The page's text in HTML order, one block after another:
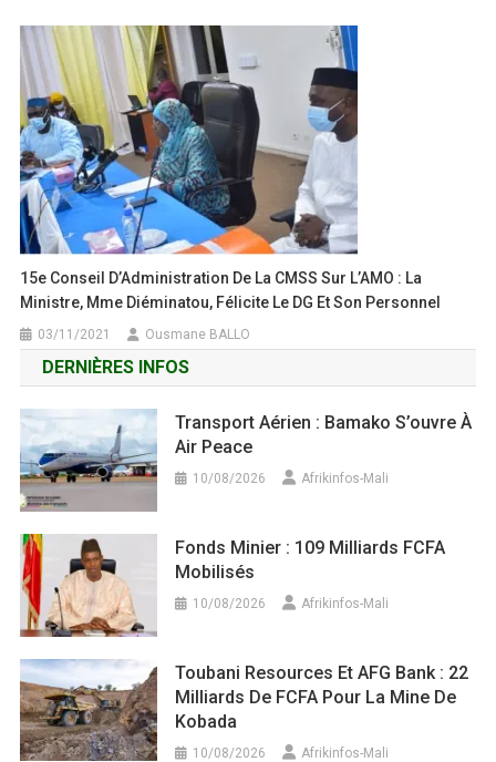
15e Conseil D’Administration De La CMSS Sur L’AMO : La
Ministre, Mme Diéminatou, Félicite Le DG Et Son Personnel
03/11/2021 Ousmane BALLO
DERNIÈRES INFOS
Transport Aérien : Bamako S’ouvre À
Air Peace
10/08/2026 Afrikinfos-Mali
Fonds Minier : 109 Milliards FCFA
Mobilisés
10/08/2026 Afrikinfos-Mali
Toubani Resources Et AFG Bank : 22
Milliards De FCFA Pour La Mine De
Kobada
10/08/2026 Afrikinfos-Mali